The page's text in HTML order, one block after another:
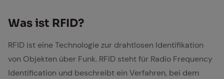
Was ist RFID?
RFID ist eine Technologie zur drahtlosen Identifikation
von Objekten über Funk. RFID steht für Radio Frequency
Identification und beschreibt ein Verfahren, bei dem